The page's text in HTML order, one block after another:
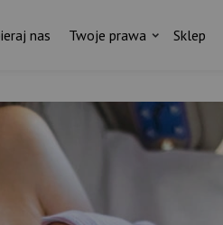
nas Twoje prawa Sklep
do
historia.
wspiera.
Fundacji Rodzić po